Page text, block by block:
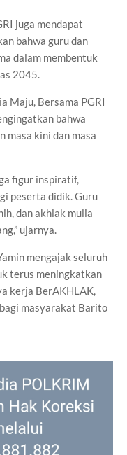
juga mendapat
bahwa guru dan
dalam membentuk
2045.
Maju, Bersama PGRI
bahwa
masa kini dan masa
figur inspiratif,
peserta didik. Guru
dan akhlak mulia
ujarnya.
mengajak seluruh
terus meningkatkan
kerja BerAKHLAK,
masyarakat Barito